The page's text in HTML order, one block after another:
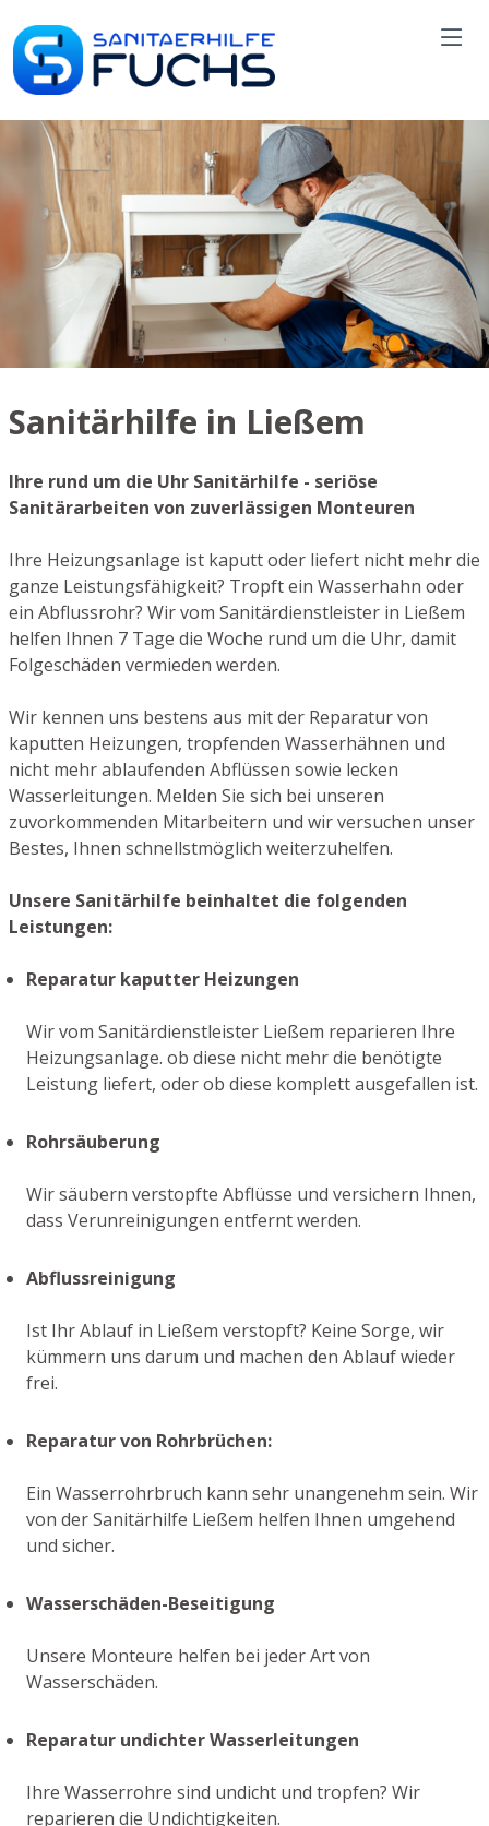
Sanitärhilfe in Ließem
Ihre rund um die Uhr Sanitärhilfe - seriöse
Sanitärarbeiten von zuverlässigen Monteuren
Ihre Heizungsanlage ist kaputt oder liefert nicht mehr die
ganze Leistungsfähigkeit? Tropft ein Wasserhahn oder
ein Abflussrohr? Wir vom Sanitärdienstleister in Ließem
helfen Ihnen 7 Tage die Woche rund um die Uhr, damit
Folgeschäden vermieden werden.
Wir kennen uns bestens aus mit der Reparatur von
kaputten Heizungen, tropfenden Wasserhähnen und
nicht mehr ablaufenden Abflüssen sowie lecken
Wasserleitungen. Melden Sie sich bei unseren
zuvorkommenden Mitarbeitern und wir versuchen unser
Bestes, Ihnen schnellstmöglich weiterzuhelfen.
Unsere Sanitärhilfe beinhaltet die folgenden
Leistungen:
Reparatur kaputter Heizungen
Wir vom Sanitärdienstleister Ließem reparieren Ihre
Heizungsanlage. ob diese nicht mehr die benötigte
Leistung liefert, oder ob diese komplett ausgefallen ist.
Rohrsäuberung
Wir säubern verstopfte Abflüsse und versichern Ihnen,
dass Verunreinigungen entfernt werden.
Abflussreinigung
Ist Ihr Ablauf in Ließem verstopft? Keine Sorge, wir
kümmern uns darum und machen den Ablauf wieder
frei.
Reparatur von Rohrbrüchen:
Ein Wasserrohrbruch kann sehr unangenehm sein. Wir
von der Sanitärhilfe Ließem helfen Ihnen umgehend
und sicher.
Wasserschäden-Beseitigung
Unsere Monteure helfen bei jeder Art von
Wasserschäden.
Reparatur undichter Wasserleitungen
Ihre Wasserrohre sind undicht und tropfen? Wir
reparieren die Undichtigkeiten.